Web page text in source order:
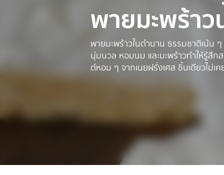
พายมะพร้า
พายมะพร้าวในตำนาน ธรรมชาติเน้น
นุ่มนวล หอมนม และมะพร้าวทำให้รู้สึ
ต์หอม ๆ จากเนยฝรั่งเศส ชิ้นเดียวไม่เ
170 บาท